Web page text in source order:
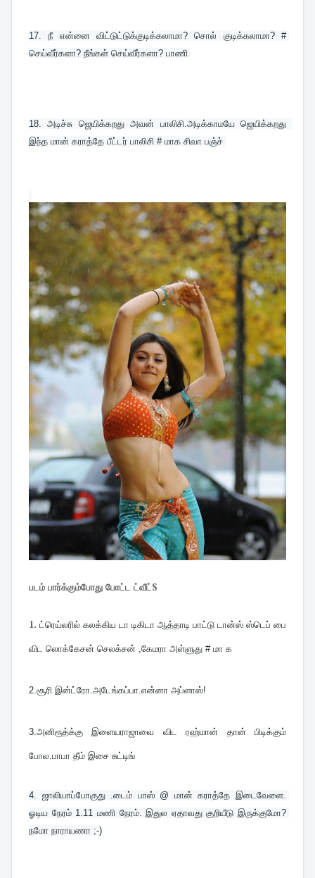
17. நீ என்னை விட்டுட்டுக்குடிக்கலாமா? சொல் குடிக்கலாமா? #
செய்வீர்களா? நீங்கள் செய்வீர்களா? பாணி
18. அடிச்சு ஜெயிக்கறது அவன் பாலிசி.அடிக்காமயே ஜெயிக்கறது
இந்த மான் கராத்தே பீட்டர் பாலிசி # மாக சிவா பஞ்ச்
படம் பார்க்கும்போது போட்ட ட்வீட்S
1. ட்ரெய்லரில் கலக்கிய டா டிகிடா ஆத்தாடி பாட்டு டான்ஸ் ஸ்டெப் பை
விட லொக்கேசன் செலக்சன் ,கேமரா அள்ளுது # மா க
2.சூரி இன்ட்ரோ.அடேங்கப்பா.என்னா அப்ளாஸ்!
3.அனிரூத்க்கு இளையராஜாவை விட ரஹ்மான் தான் பிடிக்கும்
போல.பாபா தீம் இசை சுட்டிங்
4. ஜாலியாப்போகுது .டைம் பாஸ் @ மான் கராத்தே இடைவேளை.
ஓடிய நேரம் 1.11 மணி நேரம். இதுல ஏதாவது குறியீடு இருக்குமோ?
நமோ நாராயணா ;-)